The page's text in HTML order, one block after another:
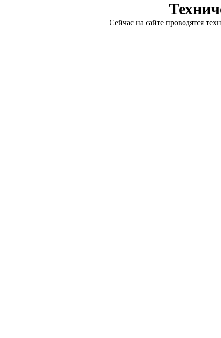
Сейчас на сайте проводятся